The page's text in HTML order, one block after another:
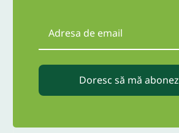
Doresc să mă abonez